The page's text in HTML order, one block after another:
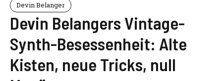
Devin Belanger
Devin Belangers Vintage-
Synth-Besessenheit: Alte
Kisten, neue Tricks, null